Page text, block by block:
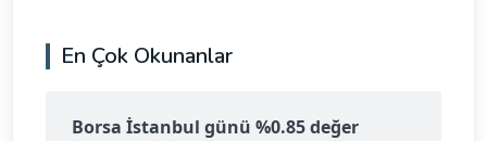
En Çok Okunanlar
Borsa İstanbul günü %0.85 değer